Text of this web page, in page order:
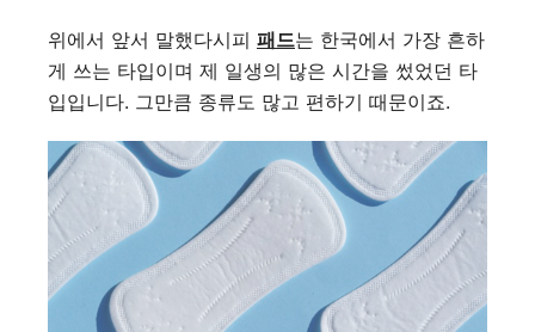
위에서 앞서 말했다시피 패드는 한국에서 가장 흔하
게 쓰는 타입이며 제 일생의 많은 시간을 썼었던 타
입입니다. 그만큼 종류도 많고 편하기 때문이죠.